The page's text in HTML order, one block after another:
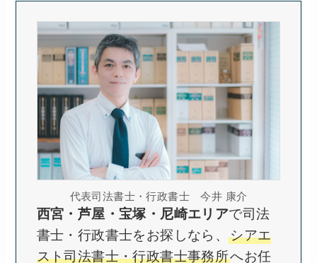
代表司法書士・行政書士 今井 康介
西宮・芦屋・宝塚・尼崎エリアで司法
書士・行政書士をお探しなら、シアエ
スト司法書士・行政書士事務所へお任